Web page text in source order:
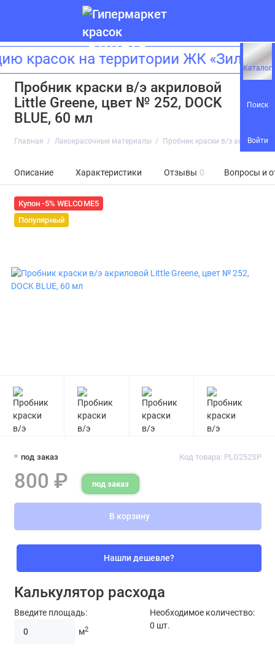
Каталог
Поиск
Войти
на территории ЖК
Пробник краски в/э акриловой
Little Greene, цвет № 252, DOCK
BLUE, 60 мл
Главная Лакокрасочные материалы Пробник краски в/э акриловой
Описание Характеристики Отзывы 0 Вопросы и
Купон -5% WELCOME5
Популярный
под заказ Код товара: PLG252SP
800 ₽ под заказ
В корзину
Нашли дешевле?
Калькулятор расхода
Введите площадь:
м2
Необходимое количество:
0 шт.